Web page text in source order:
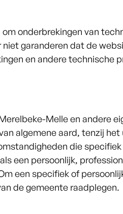
onderbrekingen van
garanderen dat de
en andere technische
Melle en andere
algemene aard, tenzij
die specifiek
een persoonlijk,
een specifiek of
de gemeente raadplegen.